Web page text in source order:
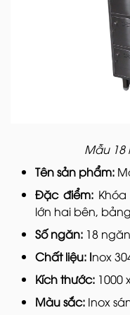
Mẫu
Tên sản phẩm:
Đặc điểm:
lớn hai bên,
Số ngăn: 18
Chất liệu: Inox
Kích thước: 1000
Màu sắc: Inox